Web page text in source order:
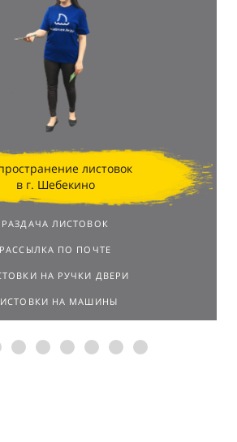
листовок
в г. Шебекино
РАЗДАЧА ЛИСТОВОК
РАССЫЛКА ПО ПОЧТЕ
НА РУЧКИ ДВЕРИ
НА МАШИНЫ